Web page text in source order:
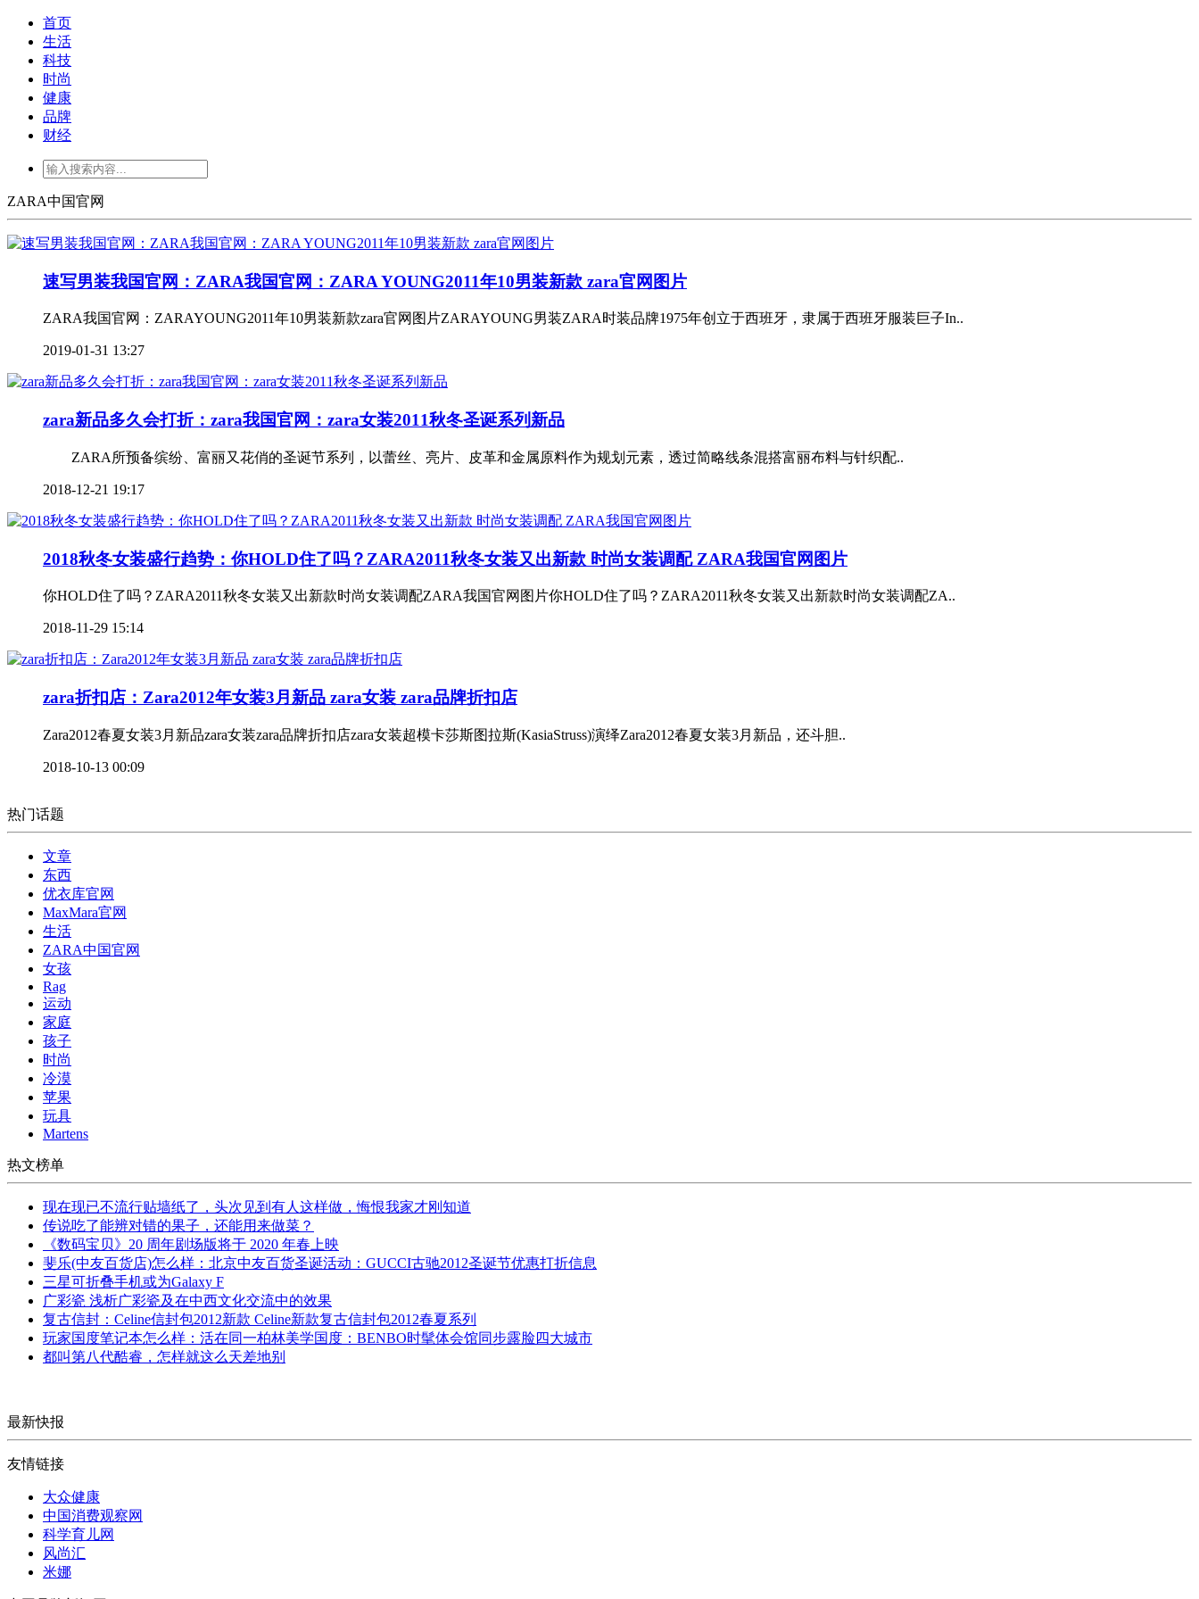
首页
生活
科技
时尚
健康
品牌
财经
ZARA中国官网
速写男装我国官网：ZARA我国官网：ZARA YOUNG2011年10男装新款 zara官网图片
ZARA我国官网：ZARAYOUNG2011年10男装新款zara官网图片ZARAYOUNG男装ZARA时装品牌1975年创立于西班牙，隶属于西班牙服装巨子In..
2019-01-31 13:27
zara新品多久会打折：zara我国官网：zara女装2011秋冬圣诞系列新品
ZARA所预备缤纷、富丽又花俏的圣诞节系列，以蕾丝、亮片、皮革和金属原料作为规划元素，透过简略线条混搭富丽布料与针织配..
2018-12-21 19:17
2018秋冬女装盛行趋势：你HOLD住了吗？ZARA2011秋冬女装又出新款 时尚女装调配 ZARA我国官网图片
你HOLD住了吗？ZARA2011秋冬女装又出新款时尚女装调配ZARA我国官网图片你HOLD住了吗？ZARA2011秋冬女装又出新款时尚女装调配ZA..
2018-11-29 15:14
zara折扣店：Zara2012年女装3月新品 zara女装 zara品牌折扣店
Zara2012春夏女装3月新品zara女装zara品牌折扣店zara女装超模卡莎斯图拉斯(KasiaStruss)演绎Zara2012春夏女装3月新品，还斗胆..
2018-10-13 00:09
热门话题
文章
东西
优衣库官网
MaxMara官网
生活
ZARA中国官网
女孩
Rag
运动
家庭
孩子
时尚
冷漠
苹果
玩具
Martens
热文榜单
现在现已不流行贴墙纸了，头次见到有人这样做，悔恨我家才刚知道
传说吃了能辨对错的果子，还能用来做菜？
《数码宝贝》20 周年剧场版将于 2020 年春上映
斐乐(中友百货店)怎么样：北京中友百货圣诞活动：GUCCI古驰2012圣诞节优惠打折信息
三星可折叠手机或为Galaxy F
广彩瓷 浅析广彩瓷及在中西文化交流中的效果
复古信封：Celine信封包2012新款 Celine新款复古信封包2012春夏系列
玩家国度笔记本怎么样：活在同一柏林美学国度：BENBO时髦体会馆同步露脸四大城市
都叫第八代酷睿，怎样就这么天差地别
最新快报
友情链接
大众健康
中国消费观察网
科学育儿网
风尚汇
米娜